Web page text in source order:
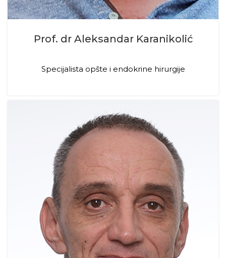
Prof. dr Aleksandar Karanikolić
Specijalista opšte i endokrine hirurgije